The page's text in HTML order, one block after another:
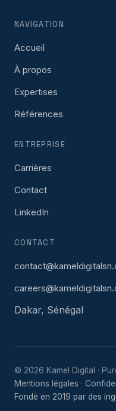
NAVIGATION
Accueil
À propos
Expertises
Références
ENTREPRISE
Carrières
Contact
LinkedIn
CONTACT
Dakar, Sénégal
© 2026 Kamel Digital ·
Mentions légales ·
Fondé en 2019 par des